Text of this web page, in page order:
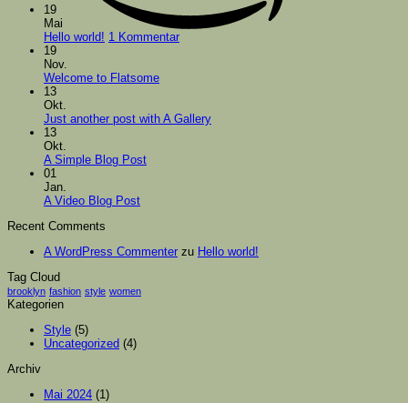
19
Mai
Hello world! 1 Kommentarzu
19
Nov.
Welcome to FlatsomeKeine
Welcome
13
Okt.
Just another post with A GalleryKeine
13
Okt.
A Simple Blog PostKeine
01
Jan.
A Video Blog PostKeine
Video
Recent Comments
A WordPress Commenter zu Hello world!
Tag Cloud
brooklyn fashion style women
Kategorien
Style (5)
Uncategorized (4)
Archiv
Mai 2024 (1)